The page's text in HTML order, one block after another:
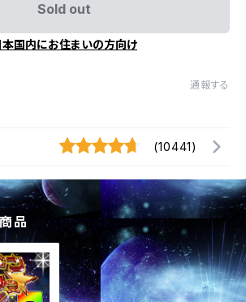
Sold out
本国内にお住まいの方向け
通報する
(10441)
品